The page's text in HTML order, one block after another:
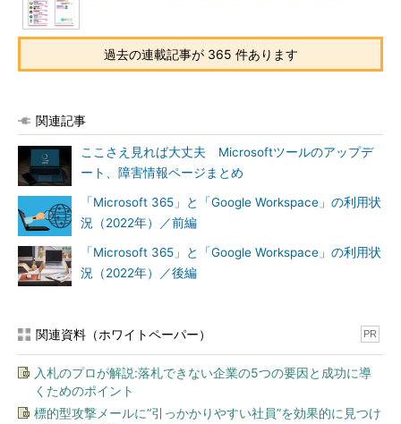
過去の連載記事が 365 件あります
関連記事
ここさえ見れば大丈夫 Microsoftツールのアップデ
ート、障害情報ページまとめ
「Microsoft 365」と「Google Workspace」の利用状
況（2022年）／前編
「Microsoft 365」と「Google Workspace」の利用状
況（2022年）／後編
関連資料（ホワイトペーパー） PR
入札のプロが解説:落札できない企業の5つの要因と成功に導
くためのポイント
標的型攻撃メールに“引っかかりやすい社員”を効果的に見つけ